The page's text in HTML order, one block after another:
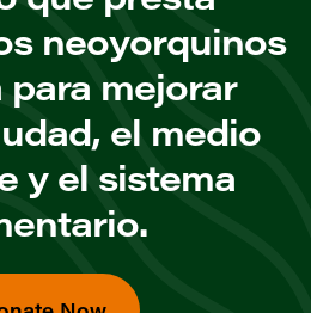
neoyorquinos
mejorar
el medio
y el sistema